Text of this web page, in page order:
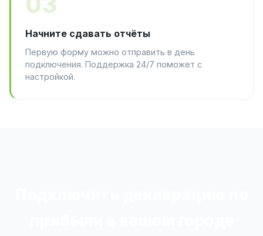
Начните сдавать отчёты
Первую форму можно отправить в день
подключения. Поддержка 24/7 поможет с
настройкой.